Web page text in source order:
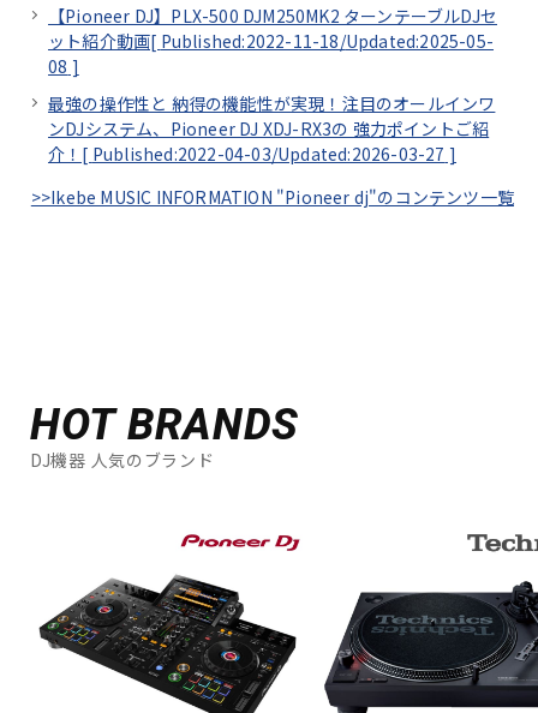
【Pioneer DJ】PLX-500 DJM250MK2 ターンテーブルDJセ
ット紹介動画[ Published:2022-11-18/Updated:2025-05-
08 ]
最強の操作性と 納得の機能性が実現！注目のオールインワ
ンDJシステム、Pioneer DJ XDJ-RX3の 強力ポイントご紹
介！[ Published:2022-04-03/Updated:2026-03-27 ]
>>Ikebe MUSIC INFORMATION "Pioneer dj"のコンテンツ一覧
HOT BRANDS
DJ機器 人気のブランド